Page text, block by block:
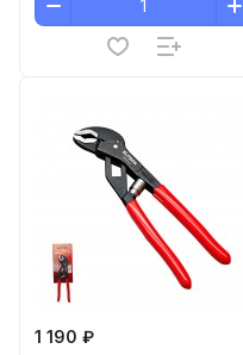
1 190 ₽